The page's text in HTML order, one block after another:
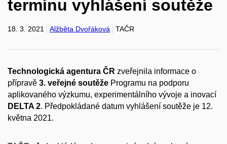
termínu vyhlášení soutěže
18. 3. 2021 Alžběta Dvořáková TAČR
Technologická agentura ČR zveřejnila informace o
přípravě 3. veřejné soutěže Programu na podporu
aplikovaného výzkumu, experimentálního vývoje a inovací
DELTA 2. Předpokládané datum vyhlášení soutěže je 12.
května 2021.